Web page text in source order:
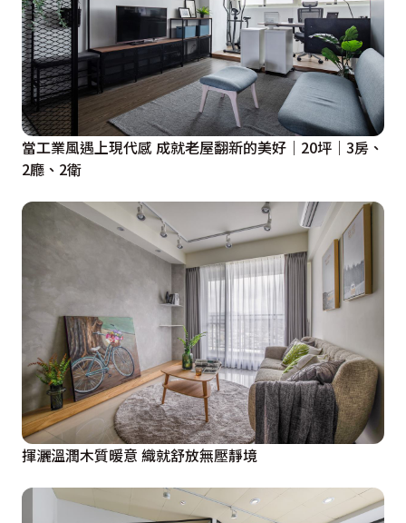
當工業風遇上現代感 成就老屋翻新的美好｜20坪｜3房、
2廳、2衛
揮灑溫潤木質暖意 織就舒放無壓靜境